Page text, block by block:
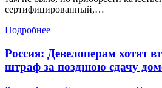
сертифицированный,…
Подробнее
Россия: Девелоперам хотят
штраф за позднюю сдачу